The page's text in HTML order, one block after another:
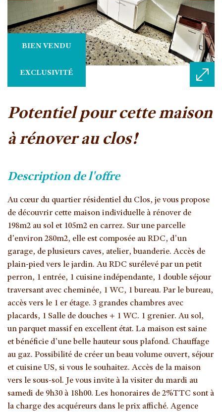
BIEN VENDU
EXCLUSIVITÉ
potentiel pour cette maison
à rénover au clos!
description de l'offre
Au cœur du quartier résidentiel du Clos, je vous propose
de découvrir cette maison individuelle à rénover de
198m2 au sol et 105m2 en carrez. Sur une parcelle
d’environ 280m2, elle est composée au RDC, d’un
garage, de plusieurs caves, atelier, buanderie. Accès de
plain-pied vers le jardin. Au RDC surélevé par un petit
perron, 1 entrée, 1 cuisine indépendante, 1 double séjour
traversant avec cheminée, 1 WC, 1 bureau. Par le bureau,
accès vers le 1 er étage. 3 grandes chambres avec
placards, 1 Salle de douches + 1 WC. 1 grenier. Au sol,
un parquet massif en excellent état. La maison est saine
et bénéficie d’une belle hauteur sous plafond. Chauffage
au gaz. Possibilité de créer un beau volume ouvert, séjour
et cuisine US, si vous le souhaitez. Accès de la maison
vers le sous-sol. Je vous invite à la visiter du mardi au
samedi de 9h30 à 18h00. Les honoraires de 2%TTC sont à
la charge des acquéreurs dans le prix affiché. Agence